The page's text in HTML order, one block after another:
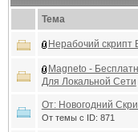
Тема
Нерабочий
Magneto -
Для Локальной Сети
От: Новогодний
От темы с ID: 871